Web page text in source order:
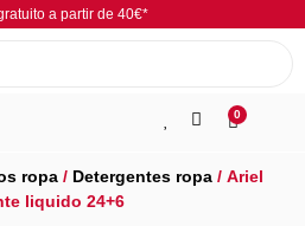
a partir de 40€*
0
ropa / Detergentes ropa / Ariel
liquido 24+6